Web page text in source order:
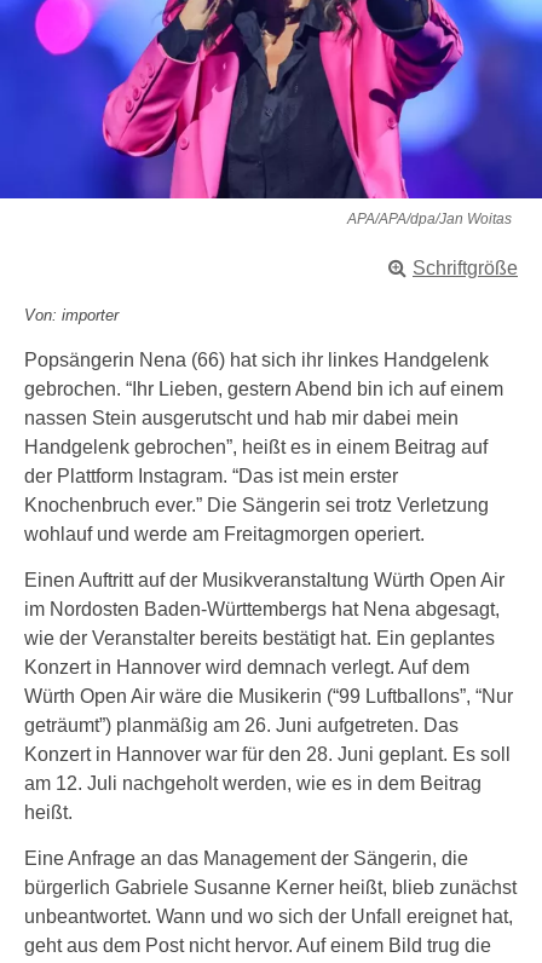
APA/APA/dpa/Jan Woitas
Schriftgröße
Von: importer
Popsängerin Nena (66) hat sich ihr linkes Handgelenk
gebrochen. “Ihr Lieben, gestern Abend bin ich auf einem
nassen Stein ausgerutscht und hab mir dabei mein
Handgelenk gebrochen”, heißt es in einem Beitrag auf
der Plattform Instagram. “Das ist mein erster
Knochenbruch ever.” Die Sängerin sei trotz Verletzung
wohlauf und werde am Freitagmorgen operiert.
Einen Auftritt auf der Musikveranstaltung Würth Open Air
im Nordosten Baden-Württembergs hat Nena abgesagt,
wie der Veranstalter bereits bestätigt hat. Ein geplantes
Konzert in Hannover wird demnach verlegt. Auf dem
Würth Open Air wäre die Musikerin (“99 Luftballons”, “Nur
geträumt”) planmäßig am 26. Juni aufgetreten. Das
Konzert in Hannover war für den 28. Juni geplant. Es soll
am 12. Juli nachgeholt werden, wie es in dem Beitrag
heißt.
Eine Anfrage an das Management der Sängerin, die
bürgerlich Gabriele Susanne Kerner heißt, blieb zunächst
unbeantwortet. Wann und wo sich der Unfall ereignet hat,
geht aus dem Post nicht hervor. Auf einem Bild trug die